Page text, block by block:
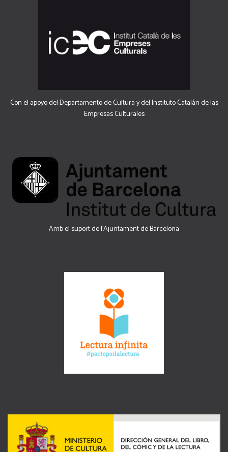
Con el apoyo del Departamento de Cultura y del Instituto Catalán de las
Empresas Culturales
Amb el suport de l’Ajuntament de Barcelona